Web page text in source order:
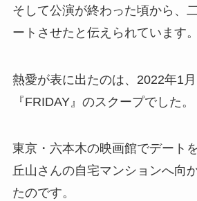
そして公演が終わった頃から、
ートさせたと伝えられています。
熱愛が表に出たのは、2022年1
『FRIDAY』のスクープでした。
東京・六本木の映画館でデート
丘山さんの自宅マンションへ向
たのです。